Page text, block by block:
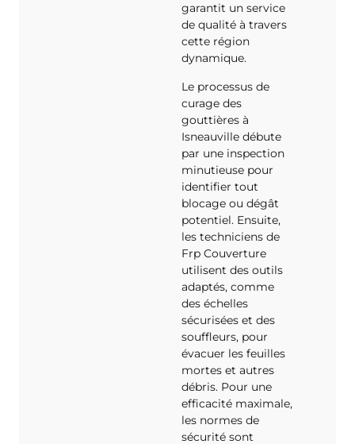
garantit un service
de qualité à travers
cette région
dynamique.
Le processus de
curage des
gouttières à
Isneauville débute
par une inspection
minutieuse pour
identifier tout
blocage ou dégât
potentiel. Ensuite,
les techniciens de
Frp Couverture
utilisent des outils
adaptés, comme
des échelles
sécurisées et des
souffleurs, pour
évacuer les feuilles
mortes et autres
débris. Pour une
efficacité maximale,
les normes de
sécurité sont